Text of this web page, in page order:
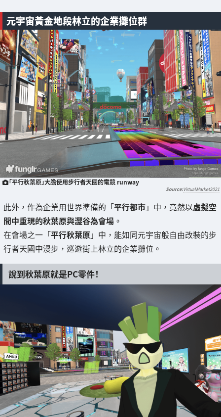
元宇宙黃金地段林立的企業攤位群
「平行秋葉原」大膽使用步行者天國的電競 runway
VirtualMarket2021
此外，作為企業用世界準備的「平行都市」中，竟然以虛擬空
間中重現的秋葉原與澀谷為會場 。
在會場之一「平行秋葉原」中，能如同元宇宙般自由改裝的步
行者天國中漫步，巡遊街上林立的企業攤位。
說到秋葉原就是PC零件！